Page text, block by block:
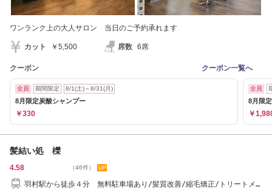
ワンランク上の大人サロン 当日のご予約承れます
カット ￥5,500 席数 6席
クーポン クーポン一覧へ
全員 期間限定 8/1(土)～8/31(月)
8月限定炭酸シャンプー
￥330
全員
8月限
￥
髪結い処 櫟
4.58 （46件）
羽村駅から徒歩４分 無料駐車場あり/髪質改善/縮毛矯正/トリートメ